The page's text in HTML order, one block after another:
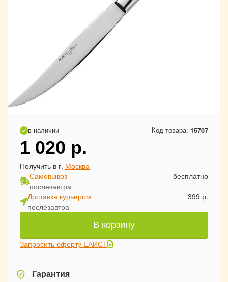
в наличии Код товара: 15707
1 020 р.
Получить в г. Москва
Самовывоз
послезавтра
бесплатно
Доставка курьером
послезавтра
399 р.
В корзину
Запросить оферту ЕАИСТ
Гарантия